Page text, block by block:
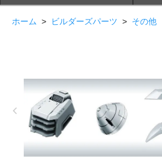
ホーム > ビルダーズパーツ > その他